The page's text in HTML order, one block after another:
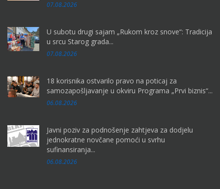
07.08.2026
U subotu drugi sajam „Rukom kroz snove“: Tradicija
u srcu Starog grada...
07.08.2026
18 korisnika ostvarilo pravo na poticaj za
samozapošljavanje u okviru Programa „Prvi biznis“...
06.08.2026
Javni poziv za podnošenje zahtjeva za dodjelu
jednokratne novčane pomoći u svrhu
sufinansiranja...
06.08.2026